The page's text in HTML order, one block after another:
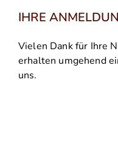
IHRE
Vielen Dank für Ihre
erhalten umgehend
uns.